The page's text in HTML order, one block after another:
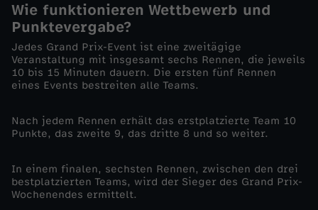
n
n
e
n
S
Wie funktionieren Wettbewerb und
Punktevergabe?
Jedes Grand Prix-Event ist eine zweitägige
Veranstaltung mit insgesamt sechs Rennen, die jeweils
10 bis 15 Minuten dauern. Die ersten fünf Rennen
eines Events bestreiten alle Teams.
Nach jedem Rennen erhält das erstplatzierte Team 10
Punkte, das zweite 9, das dritte 8 und so weiter.
In einem finalen, sechsten Rennen, zwischen den drei
bestplatzierten Teams, wird der Sieger des Grand Prix-
Wochenendes ermittelt.